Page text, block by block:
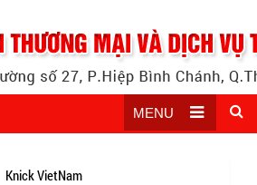
MENU
Knick VietNam